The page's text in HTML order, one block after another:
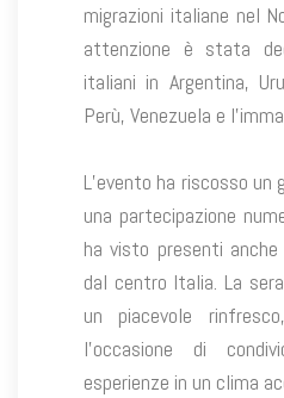
migrazioni italiane nel
attenzione è stata
italiani in Argentina,
Perù, Venezuela e
L’evento ha riscosso un
una partecipazione
ha visto presenti
dal centro Italia. La
un piacevole
l’occasione di
esperienze in un clima